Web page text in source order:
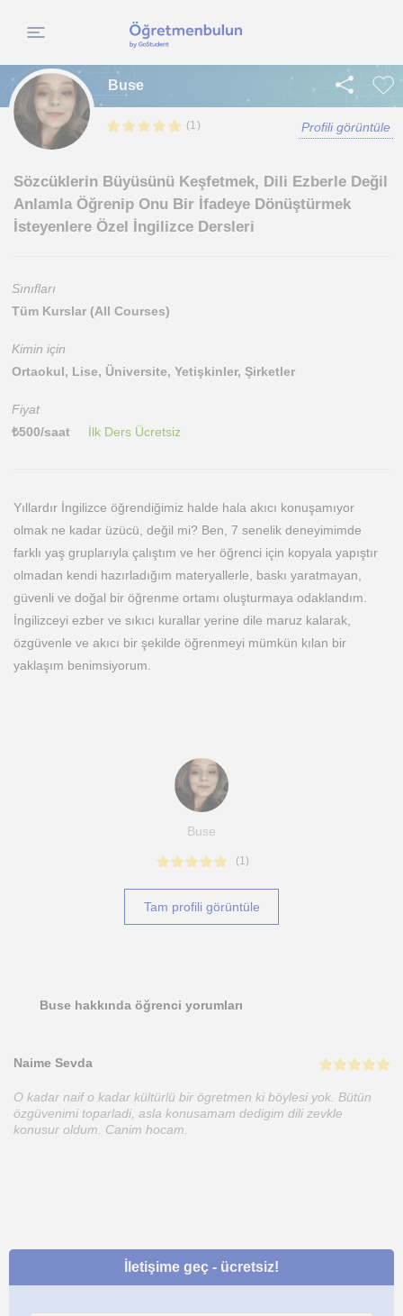
Buse
(1) Profili görüntüle
Sözcüklerin Büyüsünü Keşfetmek, Dili Ezberle Değil
Anlamla Öğrenip Onu Bir İfadeye Dönüştürmek
İsteyenlere Özel İngilizce Dersleri
Sınıfları
Tüm Kurslar (All Courses)
Kimin için
Ortaokul, Lise, Üniversite, Yetişkinler, Şirketler
Fiyat
₺500/saat İlk Ders Ücretsiz
Yıllardır İngilizce öğrendiğimiz halde hala akıcı konuşamıyor
olmak ne kadar üzücü, değil mi? Ben, 7 senelik deneyimimde
farklı yaş gruplarıyla çalıştım ve her öğrenci için kopyala yapıştır
olmadan kendi hazırladığım materyallerle, baskı yaratmayan,
güvenli ve doğal bir öğrenme ortamı oluşturmaya odaklandım.
İngilizceyi ezber ve sıkıcı kurallar yerine dile maruz kalarak,
özgüvenle ve akıcı bir şekilde öğrenmeyi mümkün kılan bir
yaklaşım benimsiyorum.
Buse
(1)
Tam profili görüntüle
Buse hakkında öğrenci yorumları
Naime Sevda
O kadar naif o kadar kültürlü bir ögretmen ki böylesi yok. Bütün
özgüvenimi toparladi, asla konusamam dedigim dili zevkle
konusur oldum. Canim hocam.
İletişime geç - ücretsiz!